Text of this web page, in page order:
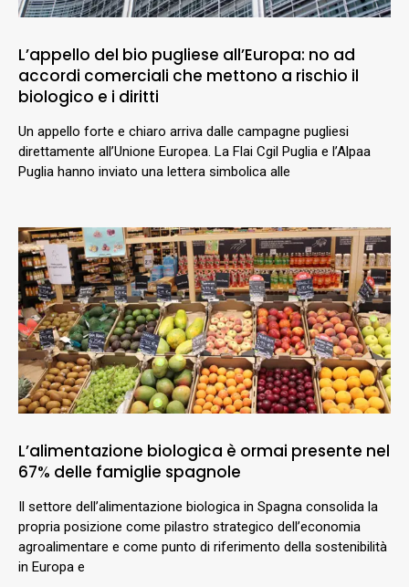
L’appello del bio pugliese all’Europa: no ad
accordi comerciali che mettono a rischio il
biologico e i diritti
Un appello forte e chiaro arriva dalle campagne pugliesi
direttamente all’Unione Europea. La Flai Cgil Puglia e l’Alpaa
Puglia hanno inviato una lettera simbolica alle
L’alimentazione biologica è ormai presente nel
67% delle famiglie spagnole
Il settore dell’alimentazione biologica in Spagna consolida la
propria posizione come pilastro strategico dell’economia
agroalimentare e come punto di riferimento della sostenibilità
in Europa e